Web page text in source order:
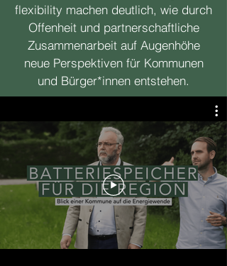
flexibility machen deutlich, wie durch
Offenheit und partnerschaftliche
Zusammenarbeit auf Augenhöhe
neue Perspektiven für Kommunen
und Bürger*innen entstehen.